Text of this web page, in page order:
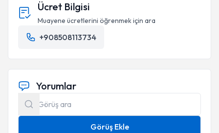
Ücret Bilgisi
Muayene ücretlerini öğrenmek için ara
+908508113734
Yorumlar
Görüş Ekle